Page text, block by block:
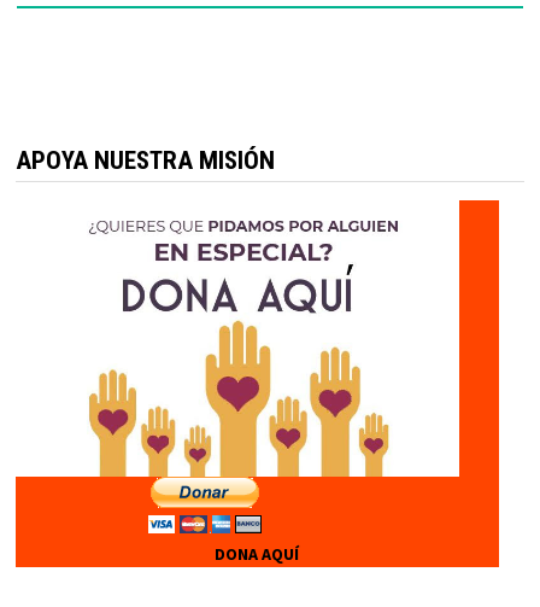
APOYA NUESTRA MISIÓN
DONA AQUÍ